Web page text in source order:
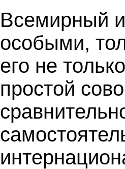
Всемирный
особыми,
его не
простой